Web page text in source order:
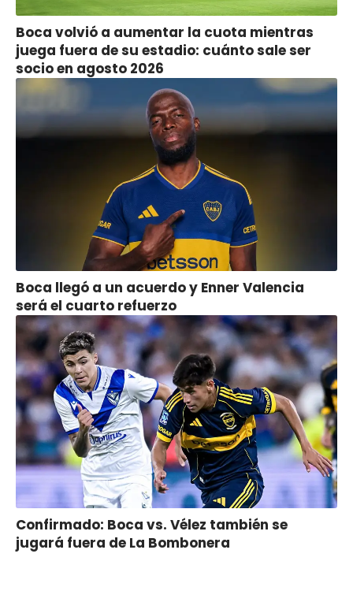
Boca volvió a aumentar la cuota mientras
juega fuera de su estadio: cuánto sale ser
socio en agosto 2026
Boca llegó a un acuerdo y Enner Valencia
será el cuarto refuerzo
Confirmado: Boca vs. Vélez también se
jugará fuera de La Bombonera